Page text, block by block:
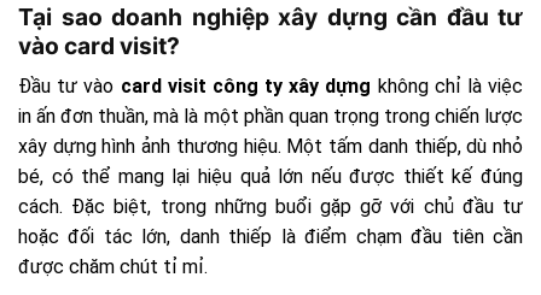
Tại sao doanh nghiệp xây dựng cần đầu tư
vào card visit?
Đầu tư vào card visit công ty xây dựng không chỉ là việc
in ấn đơn thuần, mà là một phần quan trọng trong chiến lược
xây dựng hình ảnh thương hiệu. Một tấm danh thiếp, dù nhỏ
bé, có thể mang lại hiệu quả lớn nếu được thiết kế đúng
cách. Đặc biệt, trong những buổi gặp gỡ với chủ đầu tư
hoặc đối tác lớn, danh thiếp là điểm chạm đầu tiên cần
được chăm chút tỉ mỉ.